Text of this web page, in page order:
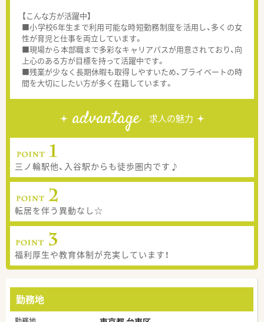
【こんな方が活躍中】
■小学校6年生まで利用可能な時短勤務制度を活用し、多くの女
性が育児と仕事を両立しています。
■現場から本部職まで多彩なキャリアパスが用意されており、向
上心のある方が目標を持って活躍中です。
■残業が少なく長期休暇も取得しやすいため、プライベートの時
間を大切にしたい方が多く在籍しています。
advantage 求人の魅力
三ノ輪駅他、入谷駅からも徒歩圏内です♪
転居を伴う異動なし☆
福利厚生や教育体制が充実しています！
勤務地